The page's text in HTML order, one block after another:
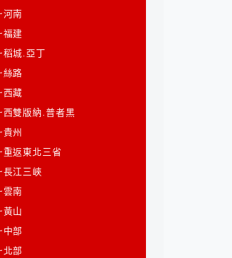
河南
福建
稻城.亞丁
絲路
西藏
西雙版納.普者黑
州
重返東北三省
長江三峽
雲南
黃山
中部
北部